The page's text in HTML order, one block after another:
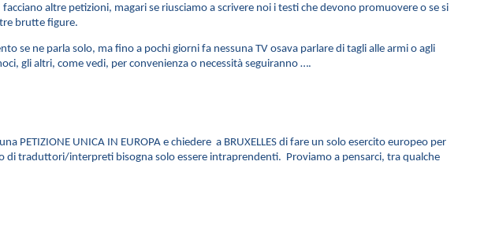
altre petizioni, magari se riusciamo a scrivere noi i testi che devono promuovere o se si
brutte figure.
se ne parla solo, ma fino a pochi giorni fa nessuna TV osava parlare di tagli alle armi o agli
gli altri, come vedi, per convenienza o necessità seguiranno ….
PETIZIONE UNICA IN EUROPA e chiedere a BRUXELLES di fare un solo esercito europeo per
di traduttori/interpreti bisogna solo essere intraprendenti. Proviamo a pensarci, tra qualche